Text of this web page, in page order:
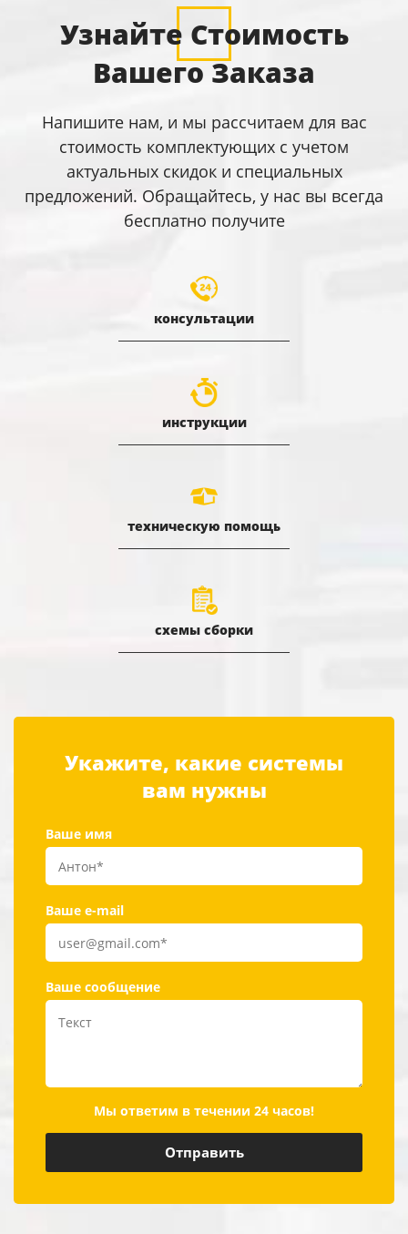
Узнайте Стоимость
Вашего Заказа
Напишите нам, и мы рассчитаем для вас
стоимость комплектующих с учетом
актуальных скидок и специальных
предложений. Обращайтесь, у нас вы всегда
бесплатно получите
консультации
инструкции
техническую помощь
схемы сборки
Укажите, какие системы
вам нужны
Ваше имя
Ваше e-mail
Ваше сообщение
Мы ответим в течении 24 часов!